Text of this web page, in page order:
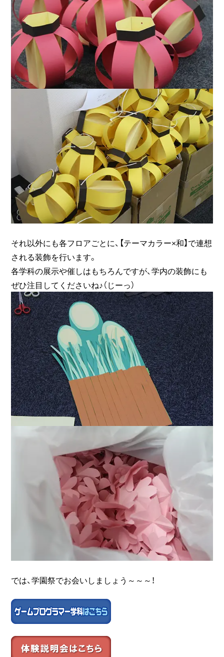
それ以外にも各フロアごとに、【テーマカラー×和】で連想
される装飾を行います。
各学科の展示や催しはもちろんですが、学内の装飾にも
ぜひ注目してくださいね♪（じーっ）
では、学園祭でお会いしましょう～～～！